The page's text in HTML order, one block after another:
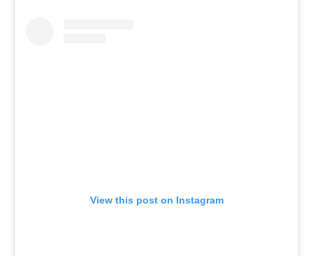
View this post on Instagram